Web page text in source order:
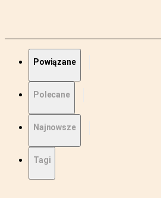
Powiązane
Polecane
Najnowsze
Tagi